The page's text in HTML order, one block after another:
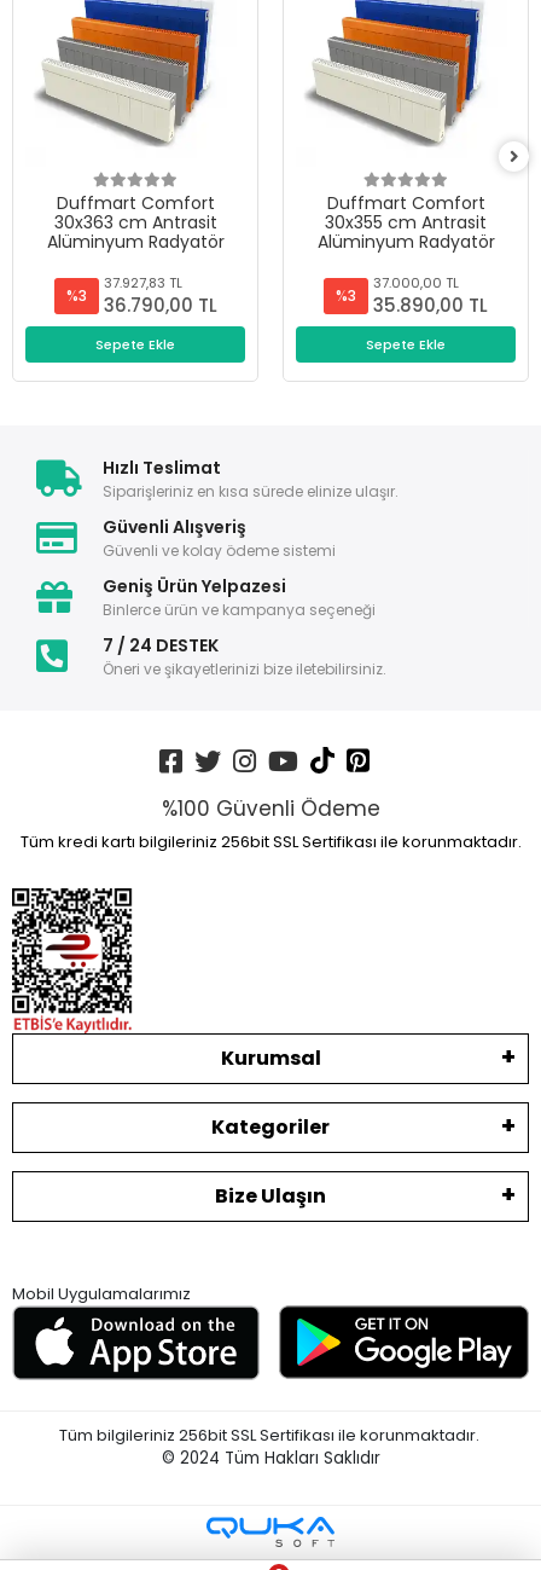
Duffmart Comfort
30x363 cm Antrasit
Alüminyum Radyatör
%3
37.927,83 TL
36.790,00 TL
Sepete Ekle
Duffmart Comfort
30x355 cm Antrasit
Alüminyum Radyatör
%3
37.000,00 TL
35.890,00 TL
Sepete Ekle
Hızlı Teslimat
Siparişleriniz en kısa sürede elinize ulaşır.
Güvenli Alışveriş
Güvenli ve kolay ödeme sistemi
Geniş Ürün Yelpazesi
Binlerce ürün ve kampanya seçeneği
7 / 24 DESTEK
Öneri ve şikayetlerinizi bize iletebilirsiniz.
%100 Güvenli Ödeme
Tüm kredi kartı bilgileriniz 256bit SSL Sertifikası ile korunmaktadır.
Kurumsal
Kategoriler
Bize Ulaşın
Mobil Uygulamalarımız
Tüm bilgileriniz 256bit SSL Sertifikası ile korunmaktadır.
© 2024 Tüm Hakları Saklıdır